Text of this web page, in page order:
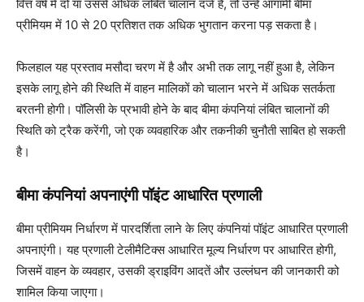
वित्त वर्ष में दो या उससे अधिक लंबित चालान दर्ज हैं, तो उन्हें आगामी बीमा
प्रीमियम में 10 से 20 प्रतिशत तक अधिक भुगतान करना पड़ सकता है।
फिलहाल यह प्रस्ताव मसौदा चरण में है और अभी तक लागू नहीं हुआ है, लेकिन
इसके लागू होने की स्थिति में वाहन मालिकों को चालान भरने में अधिक सतर्कता
बरतनी होगी। पॉलिसी के प्रभावी होने के बाद बीमा कंपनियां लंबित चालानों की
स्थिति को ट्रैक करेंगी, जो एक व्यवहारिक और तकनीकी चुनौती साबित हो सकती
है।
बीमा कंपनियां अपनाएंगी पॉइंट आधारित प्रणाली
बीमा प्रीमियम निर्धारण में पारदर्शिता लाने के लिए कंपनियां पॉइंट आधारित प्रणाली
अपनाएंगी। यह प्रणाली टेलीमैटिक्स आधारित मूल्य निर्धारण पर आधारित होगी,
जिसमें वाहन के व्यवहार, उसकी ड्राइविंग आदतें और उल्लंघन की जानकारी को
शामिल किया जाएगा।